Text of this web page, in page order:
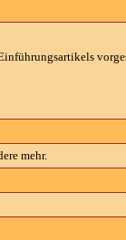
mehr.